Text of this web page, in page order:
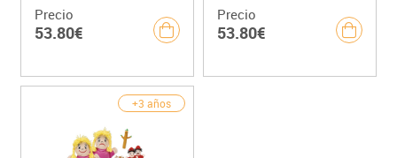
Precio
53.80€
Precio
53.80€
+3 años